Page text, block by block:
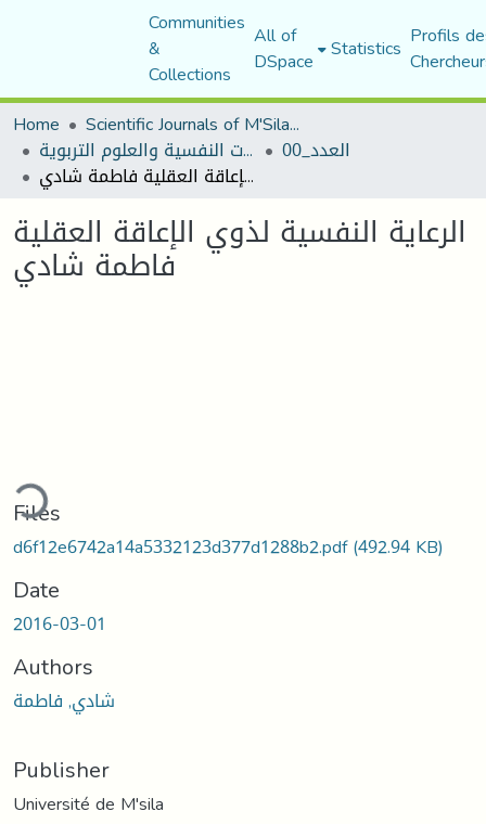
Communities
&
Collections
All of
DSpace Statistics Profils
Home
Scientific Journals of M'Sila University
مجلة الجامع في الدراسات النفسية والعلوم التربوية العدد_00
الرعاية النفسية لذوي الإعاقة العقلية فاطمة شادي
الرعاية النفسية لذوي الإعاقة العقلية
فاطمة شادي
Files
d6f12e6742a14a5332123d377d1288b2.pdf(492.94 KB)
Date
2016-03-01
Authors
شادي, فاطمة
Publisher
Université de M'sila